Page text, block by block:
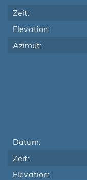
Zeit:
Elevation:
Azimut:
Datum:
Zeit:
Elevation: